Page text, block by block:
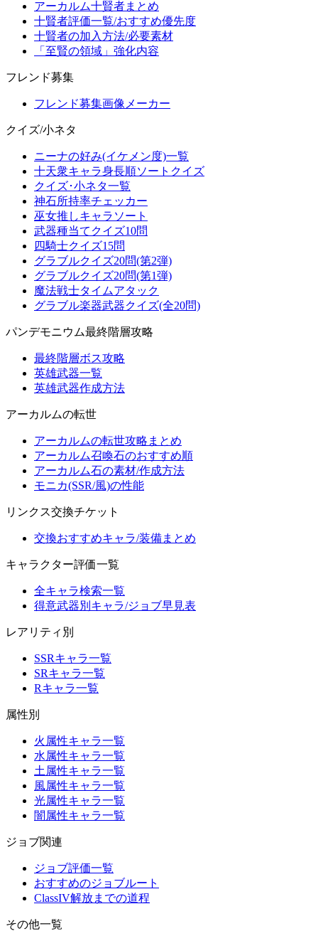
アーカルム十賢者まとめ
十賢者評価一覧/おすすめ優先度
十賢者の加入方法/必要素材
「至賢の領域」強化内容
フレンド募集
フレンド募集画像メーカー
クイズ/小ネタ
ニーナの好み(イケメン度)一覧
十天衆キャラ身長順ソートクイズ
クイズ･小ネタ一覧
神石所持率チェッカー
巫女推しキャラソート
武器種当てクイズ10問
四騎士クイズ15問
グラブルクイズ20問(第2弾)
グラブルクイズ20問(第1弾)
魔法戦士タイムアタック
グラブル楽器武器クイズ(全20問)
パンデモニウム最終階層攻略
最終階層ボス攻略
英雄武器一覧
英雄武器作成方法
アーカルムの転世
アーカルムの転世攻略まとめ
アーカルム召喚石のおすすめ順
アーカルム石の素材/作成方法
モニカ(SSR/風)の性能
リンクス交換チケット
交換おすすめキャラ/装備まとめ
キャラクター評価一覧
全キャラ検索一覧
得意武器別キャラ/ジョブ早見表
レアリティ別
SSRキャラ一覧
SRキャラ一覧
Rキャラ一覧
属性別
火属性キャラ一覧
水属性キャラ一覧
土属性キャラ一覧
風属性キャラ一覧
光属性キャラ一覧
闇属性キャラ一覧
ジョブ関連
ジョブ評価一覧
おすすめのジョブルート
ClassIV解放までの道程
その他一覧